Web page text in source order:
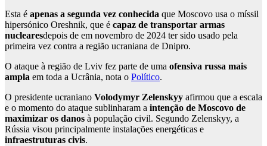
Esta é apenas a segunda vez conhecida que Moscovo usa o míssil
hipersónico Oreshnik, que é capaz de transportar armas
nuclearesdepois de em novembro de 2024 ter sido usado pela
primeira vez contra a região ucraniana de Dnipro.
O ataque à região de Lviv fez parte de uma ofensiva russa mais
ampla em toda a Ucrânia, nota o Político.
O presidente ucraniano Volodymyr Zelenskyy afirmou que a escala
e o momento do ataque sublinharam a intenção de Moscovo de
maximizar os danos à população civil. Segundo Zelenskyy, a
Rússia visou principalmente instalações energéticas e
infraestruturas civis.